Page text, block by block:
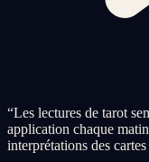
“Les lectures de tarot
application chaque
interprétations des